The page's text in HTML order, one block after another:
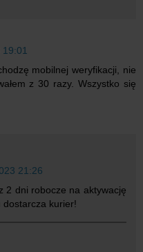
19:01
mobilnej weryfikacji, nie
z 30 razy. Wszystko się
21:26
2 dni robocze na aktywację
kurier!